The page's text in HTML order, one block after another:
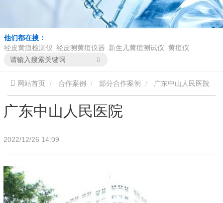
他们都在搜：
经皮黄疸检测仪 经皮测黄疸仪器 新生儿黄疸测试仪 黄疸仪
网站首页 合作案例 部分合作案例 广东中山人民医院
广东中山人民医院
2022/12/26 14:09